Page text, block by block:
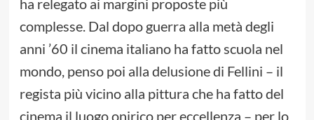
ha relegato ai margini proposte più
complesse. Dal dopo guerra alla metà degli
anni ’60 il cinema italiano ha fatto scuola nel
mondo, penso poi alla delusione di Fellini – il
regista più vicino alla pittura che ha fatto del
cinema il luogo onirico per eccellenza – per lo